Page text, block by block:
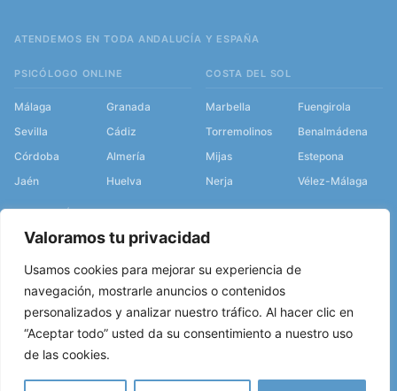
Valoramos tu privacidad
Usamos cookies para mejorar su experiencia de
navegación, mostrarle anuncios o contenidos
personalizados y analizar nuestro tráfico. Al hacer clic en
“Aceptar todo” usted da su consentimiento a nuestro uso
de las cookies.
ATENDEMOS EN TODA ANDALUCÍA Y ESPAÑA
PSICÓLOGO ONLINE
Málaga
Granada
Sevilla
Cádiz
Córdoba
Almería
Jaén
Huelva
COSTA DEL SOL
Marbella
Fuengirola
Torremolinos
Benalmádena
Mijas
Estepona
Nerja
Vélez-Málaga
Psicólogo en Granada
Psicólogo en Sevilla
Psicólogo en Cádiz
INTERIOR MÁLAGA
Psicólogo en Ronda
Psicólogo en Antequera
Psicólogo en Málaga
Terapia de pareja en Málaga
Terapia de pareja online